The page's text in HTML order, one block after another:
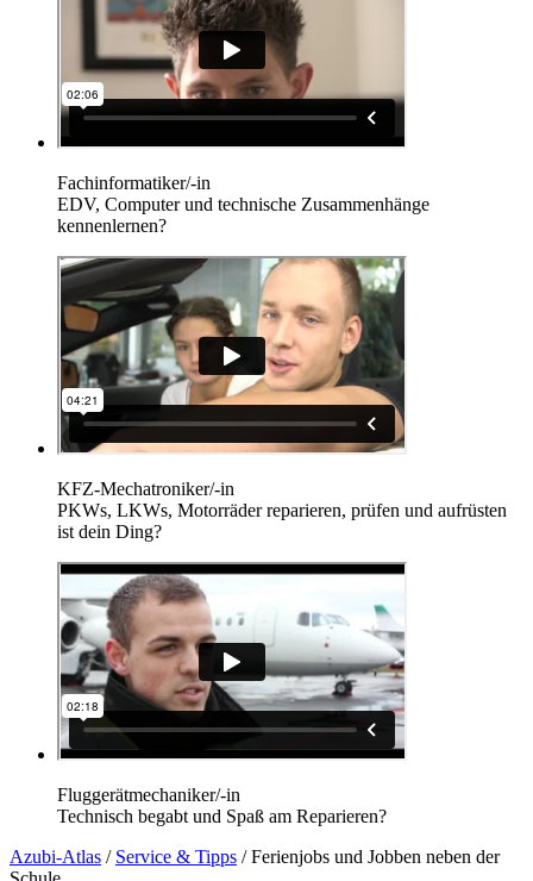
Fachinformatiker/-in
EDV, Computer und technische Zusammenhänge
kennenlernen?
KFZ-Mechatroniker/-in
PKWs, LKWs, Motorräder reparieren, prüfen und aufrüsten
ist dein Ding?
Fluggerätmechaniker/-in
Technisch begabt und Spaß am Reparieren?
Azubi-Atlas / Service & Tipps /Ferienjobs und Jobben neben der